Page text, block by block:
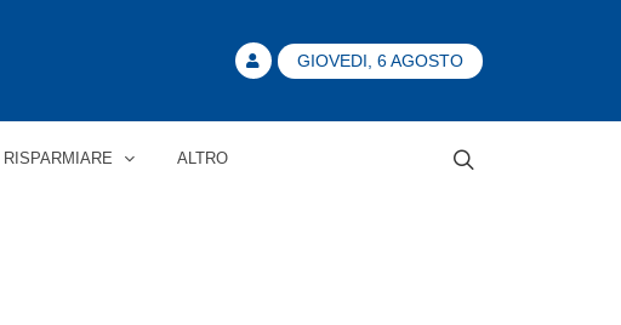
GIOVEDI, 6 AGOSTO
RISPARMIARE ALTRO